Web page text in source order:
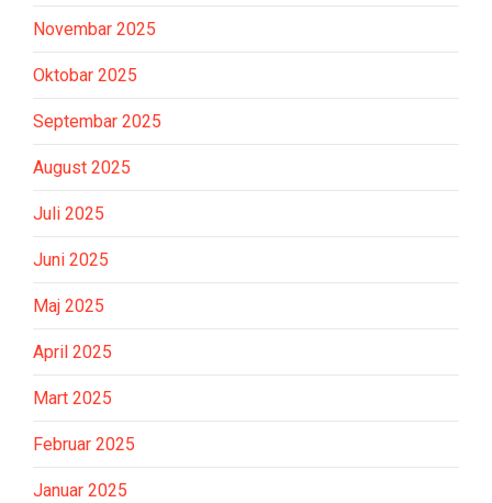
Novembar 2025
Oktobar 2025
Septembar 2025
August 2025
Juli 2025
Juni 2025
Maj 2025
April 2025
Mart 2025
Februar 2025
Januar 2025